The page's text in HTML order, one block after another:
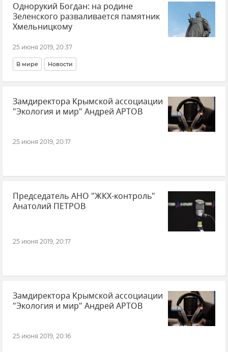
Однорукий Богдан: на родине
Зеленского разваливается памятник
Хмельницкому
25 июня 2019, 20:37
В мире Новости
Замдиректора Крымской ассоциации
"Экология и мир" Андрей АРТОВ
25 июня 2019, 20:17
Председатель АНО "ЖКХ-контроль"
Анатолий ПЕТРОВ
25 июня 2019, 20:17
Замдиректора Крымской ассоциации
"Экология и мир" Андрей АРТОВ
25 июня 2019, 20:16